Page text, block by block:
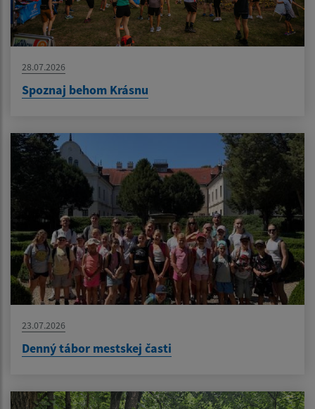
28.07.2026
Spoznaj behom Krásnu
23.07.2026
Denný tábor mestskej časti